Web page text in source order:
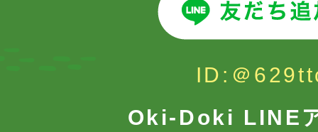
ID:＠
Oki-Doki LINE